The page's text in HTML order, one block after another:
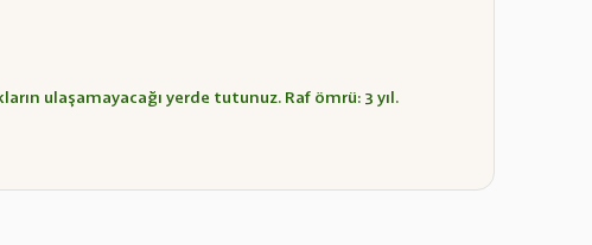
ulaşamayacağı yerde tutunuz. Raf ömrü: 3 yıl.